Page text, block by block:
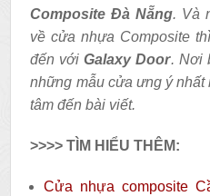
Composite Đà Nẵng. Và
về cửa nhựa Composite
đến vớiGalaxy Door. Nơi
những mẫu cửa ưng ý nhất
tâm đến bài viết.
>>>> TÌM HIỂU THÊM:
Cửa nhựa composite